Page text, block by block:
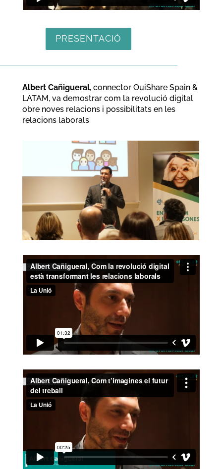
PRESENTACIÓ
Albert Cañigueral, connector OuiShare Spain &
LATAM, va demostrar com la revolució digital
obre noves relacions i possibilitats en les
relacions laborals